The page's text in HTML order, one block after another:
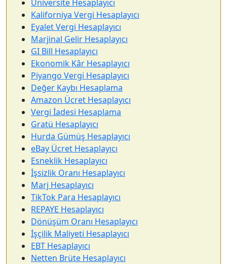
Üniversite Hesaplayıcı
Kaliforniya Vergi Hesaplayıcı
Eyalet Vergi Hesaplayıcı
Marjinal Gelir Hesaplayıcı
GI Bill Hesaplayıcı
Ekonomik Kâr Hesaplayıcı
Piyango Vergi Hesaplayıcı
Değer Kaybı Hesaplama
Amazon Ücret Hesaplayıcı
Vergi İadesi Hesaplama
Gratü Hesaplayıcı
Hurda Gümüş Hesaplayıcı
eBay Ücret Hesaplayıcı
Esneklik Hesaplayıcı
İşsizlik Oranı Hesaplayıcı
Marj Hesaplayıcı
TikTok Para Hesaplayıcı
REPAYE Hesaplayıcı
Dönüşüm Oranı Hesaplayıcı
İşçilik Maliyeti Hesaplayıcı
EBT Hesaplayıcı
Netten Brüte Hesaplayıcı